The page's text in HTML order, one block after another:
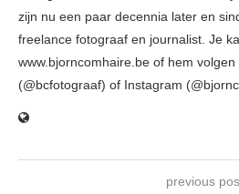
zijn nu een paar decennia later en
freelance fotograaf en journalist. Je
www.bjorncomhaire.be of hem
(@bcfotograaf) of Instagram
previous